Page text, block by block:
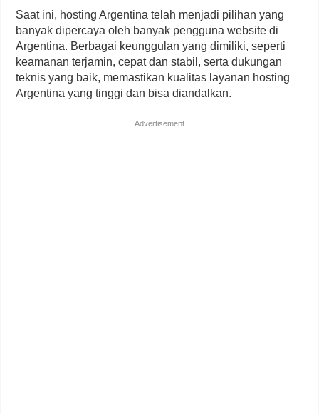
Saat ini, hosting Argentina telah menjadi pilihan yang
banyak dipercaya oleh banyak pengguna website di
Argentina. Berbagai keunggulan yang dimiliki, seperti
keamanan terjamin, cepat dan stabil, serta dukungan
teknis yang baik, memastikan kualitas layanan hosting
Argentina yang tinggi dan bisa diandalkan.
Advertisement